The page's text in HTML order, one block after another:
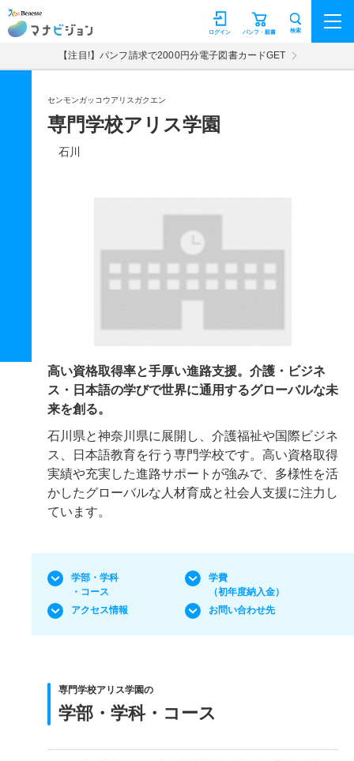
マナビジョン パンフ・願書
ログイン 検索
【注目!】パンフ請求で2000円分電子図書カードGET
センモンガッコウアリスガクエン
専門学校アリス学園
石川
高い資格取得率と手厚い進路支援。介護・ビジネ
ス・日本語の学びで世界に通用するグローバルな未
来を創る。
石川県と神奈川県に展開し、介護福祉や国際ビジネ
ス、日本語教育を行う専門学校です。高い資格取得
実績や充実した進路サポートが強みで、多様性を活
かしたグローバルな人材育成と社会人支援に注力し
ています。
学部・学科
・コース
学費
（初年度納入金）
アクセス情報
お問い合わせ先
専門学校アリス学園の
学部・学科・コース